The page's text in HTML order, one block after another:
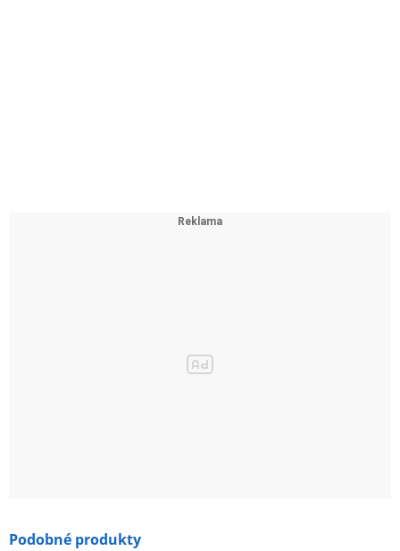
Podobné produkty